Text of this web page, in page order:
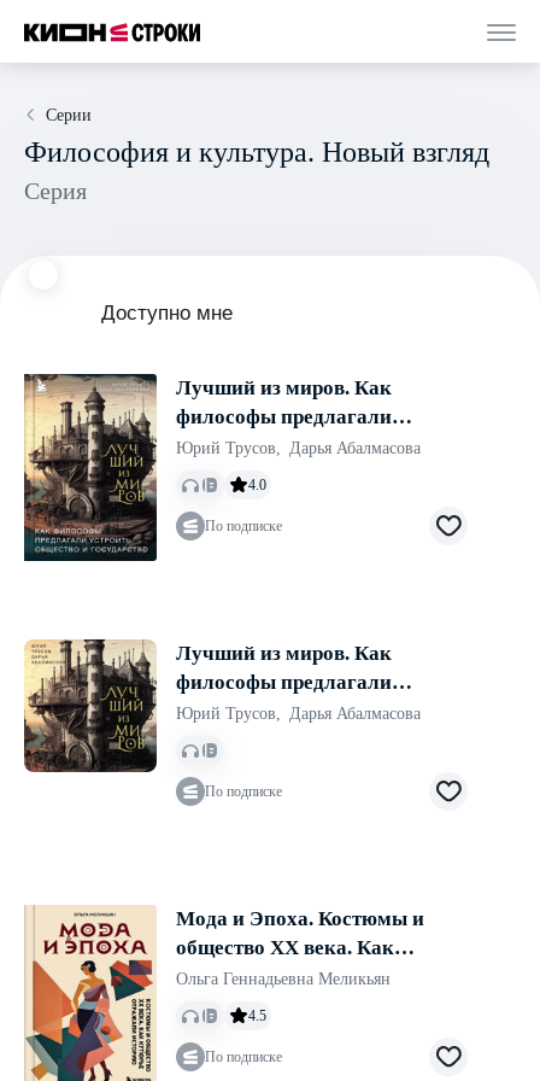
Серии
Философия и культура. Новый взгляд
Серия
Доступно мне
Лучший из миров. Как
философы предлагали
устроить общество и
государство
Юрий Трусов, Дарья Абалмасова
4.0
По подписке
Лучший из миров. Как
философы предлагали
устроить общество и
государство
Юрий Трусов, Дарья Абалмасова
По подписке
Мода и Эпоха. Костюмы и
общество ХХ века. Как
кутюрье отражали историю
Ольга Геннадьевна Меликьян
4.5
По подписке